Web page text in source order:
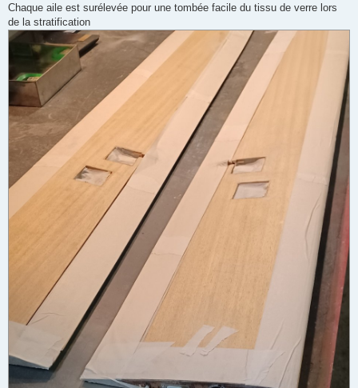
Chaque aile est surélevée pour une tombée facile du tissu de verre lors
de la stratification